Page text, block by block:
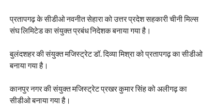
प्रतापगढ़ के सीडीओ नवनीत सेहारा को उत्तर प्रदेश सहकारी चीनी मिल्स
संघ लिमिटेड का संयुक्त प्रबंध निदेशक बनाया गया है।
बुलंदशहर की संयुक्त मजिस्ट्रेट डॉ. दिव्या मिश्रा को प्रतापगढ़ का सीडीओ
बनाया गया है।
कानपुर नगर की संयुक्त मजिस्ट्रेट प्रखर कुमार सिंह को अलीगढ़ का
सीडीओ बनाया गया है।